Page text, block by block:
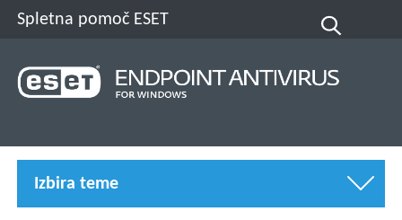
Spletna pomoč ESET
Izbira teme